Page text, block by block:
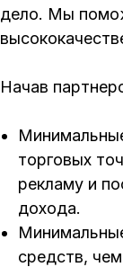
дело. Мы
Начав
торговых
рекламу и
дохода.
средств,